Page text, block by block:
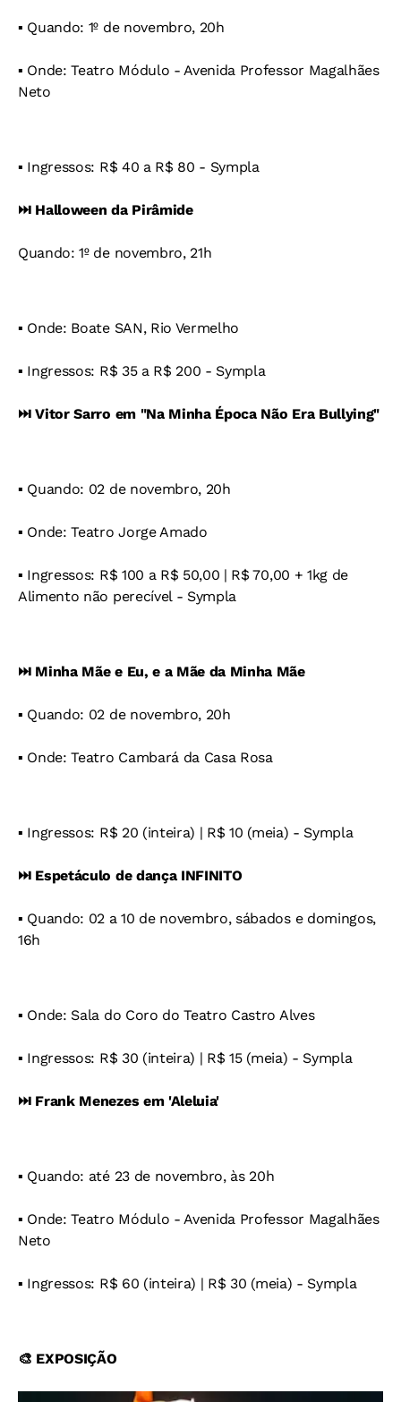
▪️ Quando: 1º de novembro, 20h
▪️ Onde: Teatro Módulo - Avenida Professor Magalhães
Neto
▪️ Ingressos: R$ 40 a R$ 80 - Sympla
⏭️ Halloween da Pirâmide
Quando: 1º de novembro, 21h
▪️ Onde: Boate SAN, Rio Vermelho
▪️ Ingressos: R$ 35 a R$ 200 - Sympla
⏭️ Vitor Sarro em "Na Minha Época Não Era Bullying"
▪️ Quando: 02 de novembro, 20h
▪️ Onde: Teatro Jorge Amado
▪️ Ingressos: R$ 100 a R$ 50,00 | R$ 70,00 + 1kg de
Alimento não perecível - Sympla
⏭️ Minha Mãe e Eu, e a Mãe da Minha Mãe
▪️ Quando: 02 de novembro, 20h
▪️ Onde: Teatro Cambará da Casa Rosa
▪️ Ingressos: R$ 20 (inteira) | R$ 10 (meia) - Sympla
⏭️ Espetáculo de dança INFINITO
▪️ Quando: 02 a 10 de novembro, sábados e domingos,
16h
▪️ Onde: Sala do Coro do Teatro Castro Alves
▪️ Ingressos: R$ 30 (inteira) | R$ 15 (meia) - Sympla
⏭️ Frank Menezes em 'Aleluia'
▪️ Quando: até 23 de novembro, às 20h
▪️ Onde: Teatro Módulo - Avenida Professor Magalhães
Neto
▪️ Ingressos: R$ 60 (inteira) | R$ 30 (meia) - Sympla
🎨 EXPOSIÇÃO